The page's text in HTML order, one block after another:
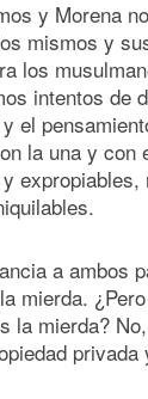
y Morena
mismos y
los
intentos de
el
la una y con
a ambos
mierda.
la mierda?